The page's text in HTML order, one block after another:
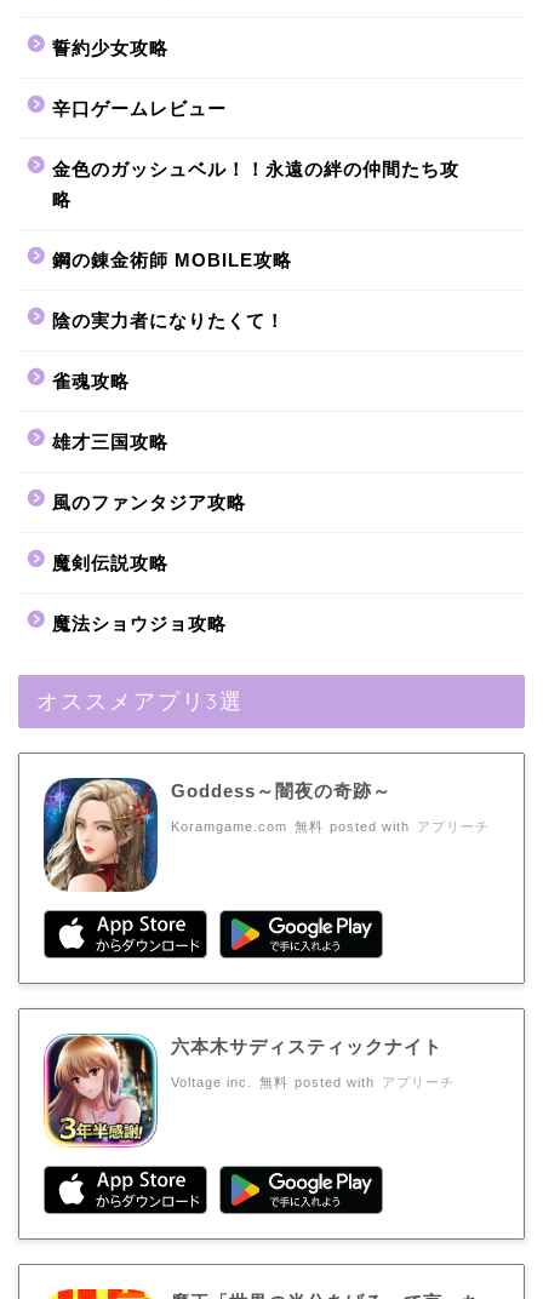
誓約少女攻略
辛口ゲームレビュー
金色のガッシュベル！！永遠の絆の仲間たち攻
略
鋼の錬金術師 MOBILE攻略
陰の実力者になりたくて！
雀魂攻略
雄才三国攻略
風のファンタジア攻略
魔剣伝説攻略
魔法ショウジョ攻略
オススメアプリ3選
Goddess～闇夜の奇跡～
Koramgame.com 無料 posted with アプリーチ
六本木サディスティックナイト
Voltage inc. 無料 posted with アプリーチ